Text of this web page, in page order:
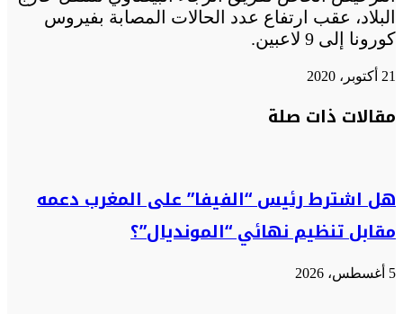
البلاد، عقب ارتفاع عدد الحالات المصابة بفيروس
كورونا إلى 9 لاعبين.
21 أكتوبر، 2020
عبر
البريد
مقالات ذات صلة
هل اشترط رئيس “الفيفا” على المغرب دعمه
مقابل تنظيم نهائي “المونديال”؟
5 أغسطس، 2026